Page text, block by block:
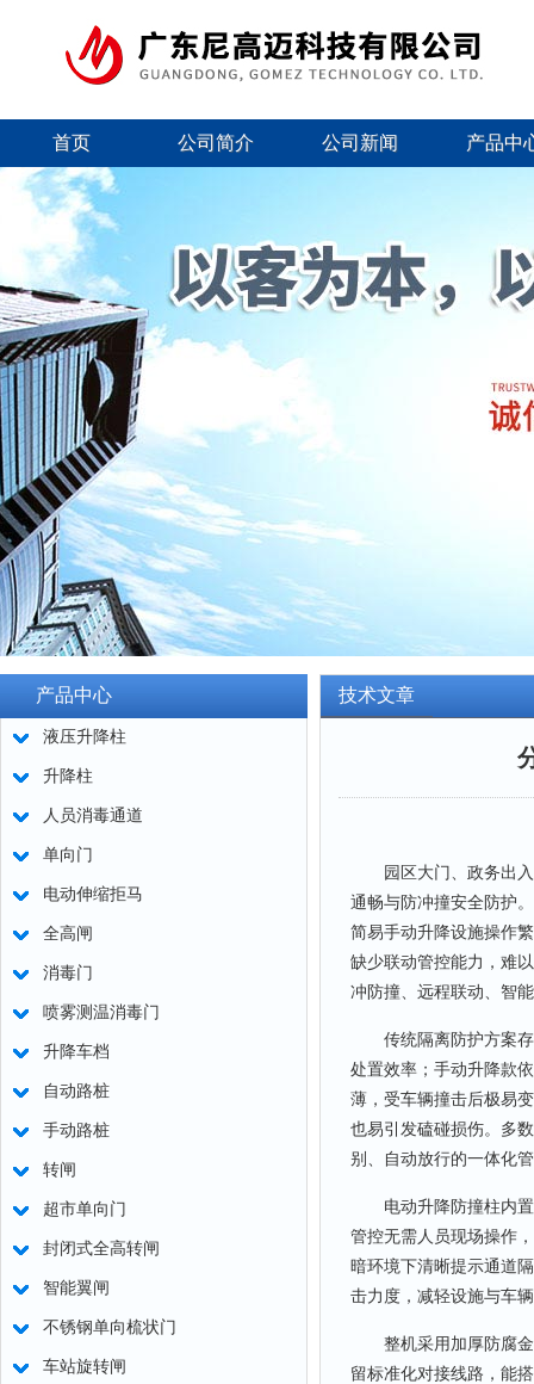
首页 公司简介 公司新闻 产品中
产品中心
液压升降柱
升降柱
人员消毒通道
单向门
电动伸缩拒马
全高闸
消毒门
喷雾测温消毒门
升降车档
自动路桩
手动路桩
转闸
超市单向门
封闭式全高转闸
智能翼闸
不锈钢单向梳状门
车站旋转闸
技术文章
园区大门、政务出入
通畅与防冲撞安全防护
简易手动升降设施操作
缺少联动管控能力，难
冲防撞、远程联动、智
传统隔离防护方案存
处置效率；手动升降款
薄，受车辆撞击后极易
也易引发磕碰损伤。多
别、自动放行的一体化
电动升降防撞柱内置
管控无需人员现场操作
暗环境下清晰提示通道
击力度，减轻设施与车
整机采用加厚防腐金
留标准化对接线路，能